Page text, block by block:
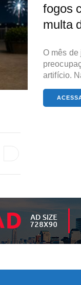
fogos
multa
O mês de
artifício.